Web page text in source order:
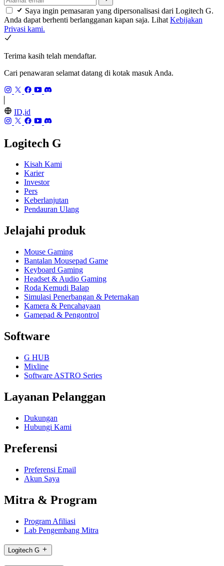
Saya ingin pemasaran yang dipersonalisasi dari Logitech G.
Anda dapat berhenti berlangganan kapan saja. Lihat Kebijakan
Privasi kami.
Terima kasih telah mendaftar.
Cari penawaran selamat datang di kotak masuk Anda.
ID,id
Logitech G
Kisah Kami
Karier
Investor
Pers
Keberlanjutan
Pendauran Ulang
Jelajahi produk
Mouse Gaming
Bantalan Mousepad Game
Keyboard Gaming
Headset & Audio Gaming
Roda Kemudi Balap
Simulasi Penerbangan & Peternakan
Kamera & Pencahayaan
Gamepad & Pengontrol
Software
G HUB
Mixline
Software ASTRO Series
Layanan Pelanggan
Dukungan
Hubungi Kami
Preferensi
Preferensi Email
Akun Saya
Mitra & Program
Program Afiliasi
Lab Pengembang Mitra
Logitech G